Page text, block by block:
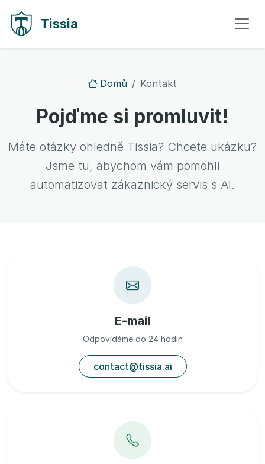
Tissia
Domů Kontakt
Pojďme si promluvit!
Máte otázky ohledně Tissia? Chcete ukázku?
Jsme tu, abychom vám pomohli
automatizovat zákaznický servis s AI.
E-mail
Odpovídáme do 24 hodin
contact@tissia.ai